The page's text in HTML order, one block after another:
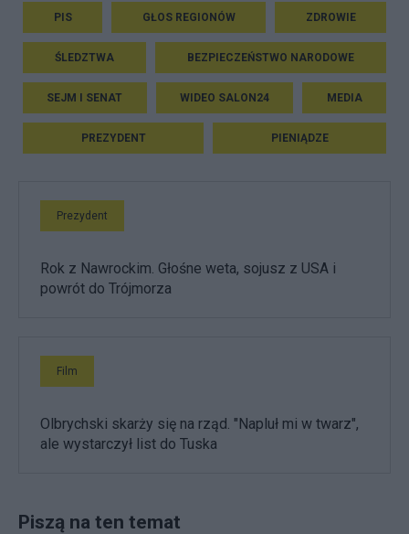
PIS GŁOS REGIONÓW ZDROWIE
ŚLEDZTWA BEZPIECZEŃSTWO NARODOWE
SEJM I SENAT WIDEO SALON24 MEDIA
PREZYDENT PIENIĄDZE
Prezydent
Rok z Nawrockim. Głośne weta, sojusz z USA i
powrót do Trójmorza
Film
Olbrychski skarży się na rząd. "Napluł mi w twarz",
ale wystarczył list do Tuska
Piszą na ten temat